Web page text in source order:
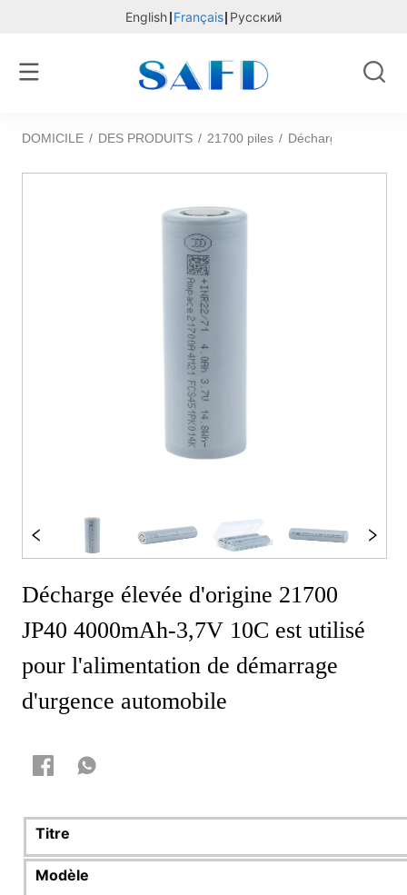
English Français Русский
DOMICILE / DES PRODUITS / 21700 piles / Décharge élevée
Décharge élevée d'origine 21700
JP40 4000mAh-3,7V 10C est utilisé
pour l'alimentation de démarrage
d'urgence automobile